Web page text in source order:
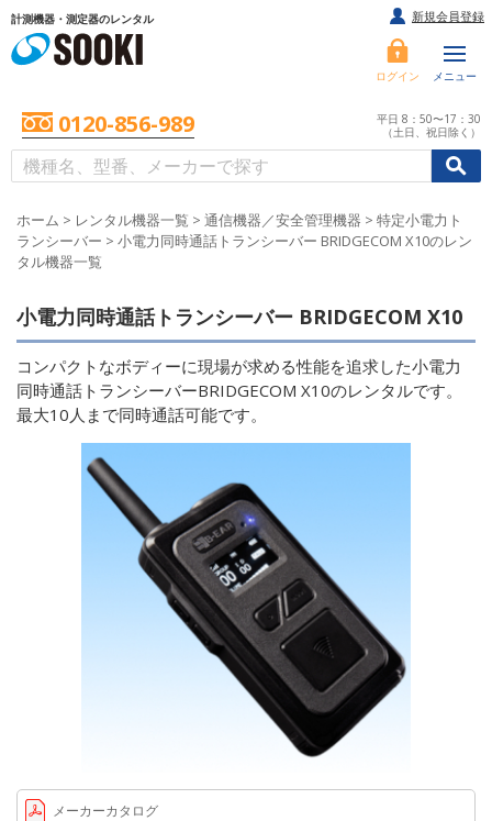
計測機器・測定器のレンタル
ログイン メニュー
0120-856-989
平日 8：50〜17：30
（土日、祝日除く）
//
新規会員登録
ホーム > レンタル機器一覧 > 通信機器／安全管理機器 > 特定小電力ト
ランシーバー > 小電力同時通話トランシーバー BRIDGECOM X10のレン
タル機器一覧
小電力同時通話トランシーバー BRIDGECOM X10
コンパクトなボディーに現場が求める性能を追求した小電力
同時通話トランシーバーBRIDGECOM X10のレンタルです。
最大10人まで同時通話可能です。
メーカーカタログ